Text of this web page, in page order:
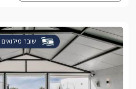
שובר מילואים